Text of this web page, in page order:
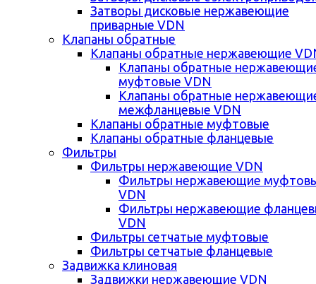
Затворы дисковые нержавеющие
приварные VDN
Клапаны обратные
Клапаны обратные нержавеющие
Клапаны обратные
муфтовые VDN
Клапаны обратные
межфланцевые VDN
Клапаны обратные муфтовые
Клапаны обратные фланцевые
Фильтры
Фильтры нержавеющие VDN
Фильтры нержавеющие
VDN
Фильтры нержавеющие
VDN
Фильтры сетчатые муфтовые
Фильтры сетчатые фланцевые
Задвижка клиновая
Задвижки нержавеющие VDN